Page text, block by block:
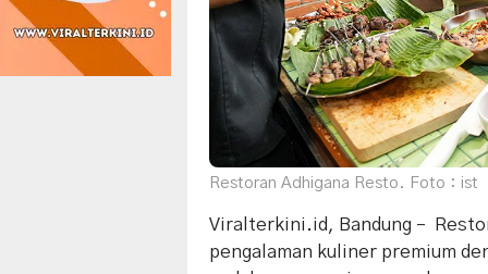
Restoran Adhigana Resto. Foto : ist
Viralterkini.id, Bandung –
pengalaman kuliner premium